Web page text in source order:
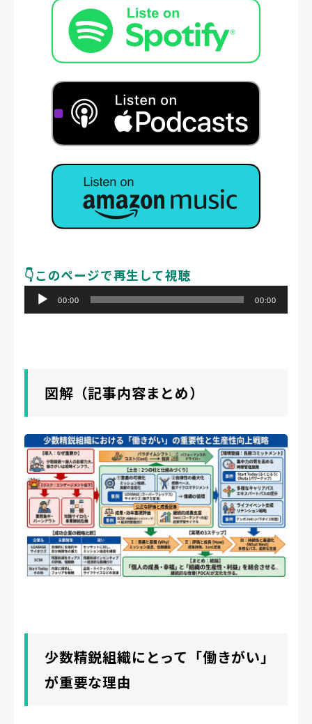
👇️このページで再生して視聴
声
ー
00:00 00:00
図解（記事内容まとめ）
少数精鋭組織にとって「働きがい」
が重要な理由